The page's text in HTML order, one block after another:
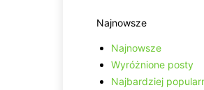
Najnowsze
Najnowsze
Wyróżnione posty
Najbardziej